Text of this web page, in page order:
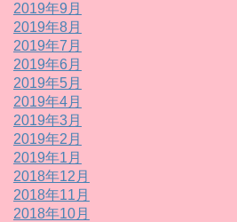
2019年9月
2019年8月
2019年7月
2019年6月
2019年5月
2019年4月
2019年3月
2019年2月
2019年1月
2018年12月
2018年11月
2018年10月